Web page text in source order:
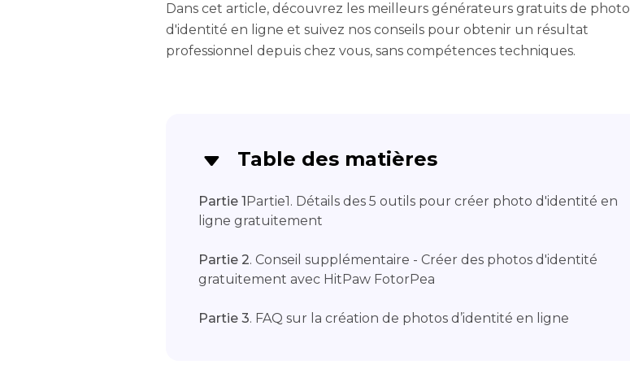
Dans cet article, découvrez les meilleurs générateurs gratuits de photo
d'identité en ligne et suivez nos conseils pour obtenir un résultat
professionnel depuis chez vous, sans compétences techniques.
Table des matières
Partie 1Partie1. Détails des 5 outils pour créer photo d'identité en
ligne gratuitement
Partie 2. Conseil supplémentaire - Créer des photos d'identité
gratuitement avec HitPaw FotorPea
Partie 3. FAQ sur la création de photos d’identité en ligne